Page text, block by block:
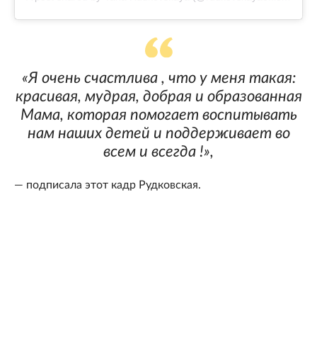
«Я очень счастлива , что у меня такая:
красивая, мудрая, добрая и образованная
Мама, которая помогает воспитывать
нам наших детей и поддерживает во
всем и всегда !»,
— подписала этот кадр Рудковская.